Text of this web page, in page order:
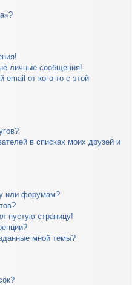
личные сообщения!
от кого-то с этой
в списках моих друзей и
или форумам?
пустую страницу!
мной темы?